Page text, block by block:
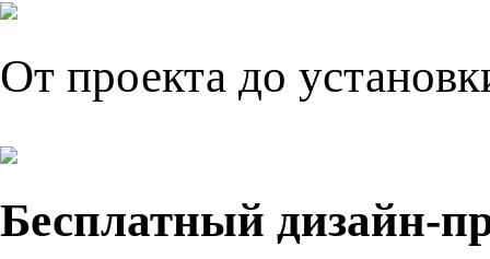
От проекта до
Бесплатный дизайн-